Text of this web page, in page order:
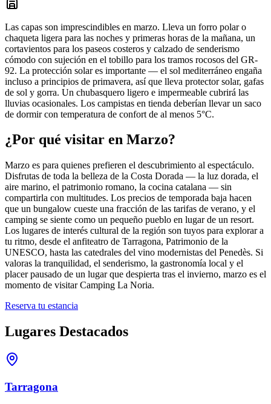
Las capas son imprescindibles en marzo. Lleva un forro polar o
chaqueta ligera para las noches y primeras horas de la mañana, un
cortavientos para los paseos costeros y calzado de senderismo
cómodo con sujeción en el tobillo para los tramos rocosos del GR-
92. La protección solar es importante — el sol mediterráneo engaña
incluso a principios de primavera, así que lleva protector solar, gafas
de sol y gorra. Un chubasquero ligero e impermeable cubrirá las
lluvias ocasionales. Los campistas en tienda deberían llevar un saco
de dormir con temperatura de confort de al menos 5°C.
¿Por qué visitar en Marzo?
Marzo es para quienes prefieren el descubrimiento al espectáculo.
Disfrutas de toda la belleza de la Costa Dorada — la luz dorada, el
aire marino, el patrimonio romano, la cocina catalana — sin
compartirla con multitudes. Los precios de temporada baja hacen
que un bungalow cueste una fracción de las tarifas de verano, y el
camping se siente como un pequeño pueblo en lugar de un resort.
Los lugares de interés cultural de la región son tuyos para explorar a
tu ritmo, desde el anfiteatro de Tarragona, Patrimonio de la
UNESCO, hasta las catedrales del vino modernistas del Penedès. Si
valoras la tranquilidad, el senderismo, la gastronomía local y el
placer pausado de un lugar que despierta tras el invierno, marzo es el
momento de visitar Camping La Noria.
Reserva tu estancia
Lugares Destacados
Tarragona